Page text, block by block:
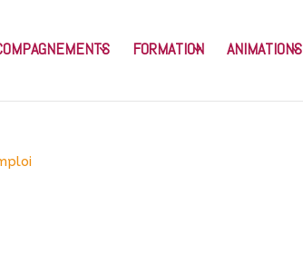
FORMATION ANIMATIONS